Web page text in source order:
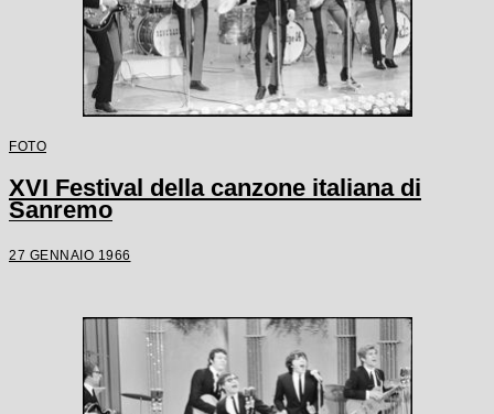
FOTO
XVI Festival della canzone italiana di
Sanremo
27 GENNAIO 1966